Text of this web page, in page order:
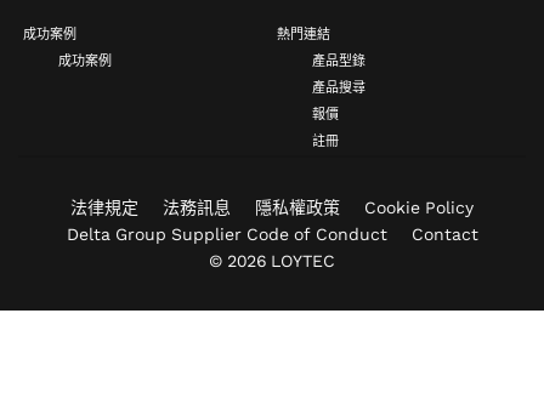
成功案例
成功案例
熱門連結
產品型錄
產品搜尋
報價
註冊
法律規定 法務訊息 隱私權政策
Cookie Policy
Delta Group Supplier Code of Conduct
Contact
© 2026 LOYTEC